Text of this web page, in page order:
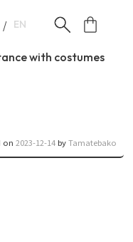
EN
with costumes
on 2023-12-14byTamatebako